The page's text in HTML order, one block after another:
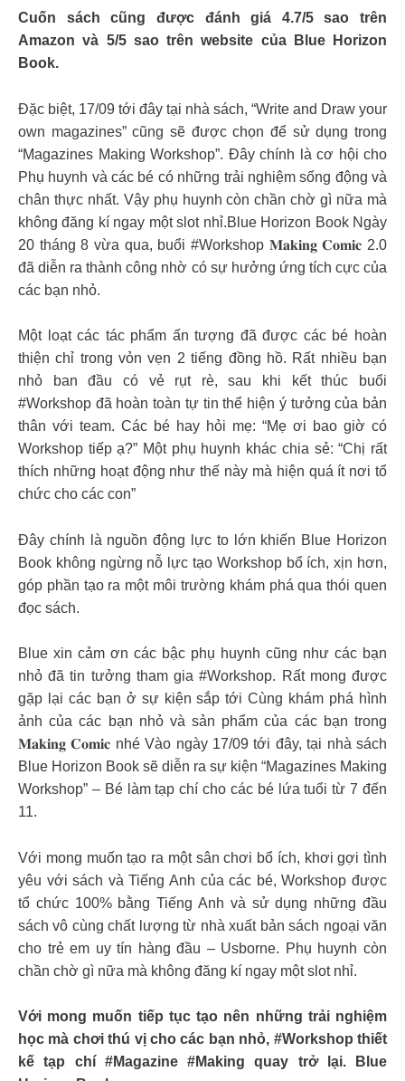
Cuốn sách cũng được đánh giá 4.7/5 sao trên
Amazon và 5/5 sao trên website của Blue Horizon
Book.
Đặc biệt, 17/09 tới đây tại nhà sách, “Write and Draw your
own magazines” cũng sẽ được chọn để sử dụng trong
“Magazines Making Workshop”. Đây chính là cơ hội cho
Phụ huynh và các bé có những trải nghiệm sống động và
chân thực nhất. Vậy phụ huynh còn chần chờ gì nữa mà
không đăng kí ngay một slot nhỉ.Blue Horizon Book Ngày
20 tháng 8 vừa qua, buổi #Workshop 𝐌𝐚𝐤𝐢𝐧𝐠 𝐂𝐨𝐦𝐢𝐜 2.0
đã diễn ra thành công nhờ có sự hưởng ứng tích cực của
các bạn nhỏ.
Một loạt các tác phẩm ấn tượng đã được các bé hoàn
thiện chỉ trong vỏn vẹn 2 tiếng đồng hồ. Rất nhiều bạn
nhỏ ban đầu có vẻ rụt rè, sau khi kết thúc buổi
#Workshop đã hoàn toàn tự tin thể hiện ý tưởng của bản
thân với team. Các bé hay hỏi mẹ: “Mẹ ơi bao giờ có
Workshop tiếp ạ?” Một phụ huynh khác chia sẻ: “Chị rất
thích những hoạt động như thế này mà hiện quá ít nơi tổ
chức cho các con”
Đây chính là nguồn động lực to lớn khiến Blue Horizon
Book không ngừng nỗ lực tạo Workshop bổ ích, xịn hơn,
góp phần tạo ra một môi trường khám phá qua thói quen
đọc sách.
Blue xin cảm ơn các bậc phụ huynh cũng như các bạn
nhỏ đã tin tưởng tham gia #Workshop. Rất mong được
gặp lại các bạn ở sự kiện sắp tới Cùng khám phá hình
ảnh của các bạn nhỏ và sản phẩm của các bạn trong
𝐌𝐚𝐤𝐢𝐧𝐠 𝐂𝐨𝐦𝐢𝐜 nhé Vào ngày 17/09 tới đây, tại nhà sách
Blue Horizon Book sẽ diễn ra sự kiện “Magazines Making
Workshop” – Bé làm tạp chí cho các bé lứa tuổi từ 7 đến
11.
Với mong muốn tạo ra một sân chơi bổ ích, khơi gợi tình
yêu với sách và Tiếng Anh của các bé, Workshop được
tổ chức 100% bằng Tiếng Anh và sử dụng những đầu
sách vô cùng chất lượng từ nhà xuất bản sách ngoại văn
cho trẻ em uy tín hàng đầu – Usborne. Phụ huynh còn
chần chờ gì nữa mà không đăng kí ngay một slot nhỉ.
Với mong muốn tiếp tục tạo nên những trải nghiệm
học mà chơi thú vị cho các bạn nhỏ, #Workshop thiết
kế tạp chí #Magazine #Making quay trở lại. Blue